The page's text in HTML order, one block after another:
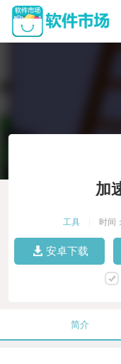
加
工具 时间
安卓下载
简介